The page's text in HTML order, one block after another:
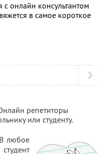
с онлайн консультантом
в самое короткое
репетиторы
или студенту.
любое